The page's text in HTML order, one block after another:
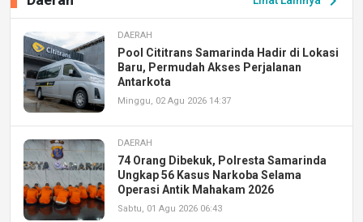
DAERAH
Pool Cititrans Samarinda Hadir di Lokasi
Baru, Permudah Akses Perjalanan
Antarkota
Minggu, 02 Agu 2026 14:37
DAERAH
74 Orang Dibekuk, Polresta Samarinda
Ungkap 56 Kasus Narkoba Selama
Operasi Antik Mahakam 2026
Sabtu, 01 Agu 2026 06:43